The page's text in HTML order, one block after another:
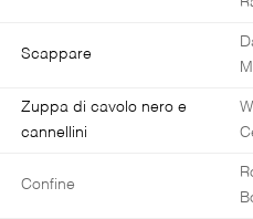
Scappare
Zuppa di cavolo nero e
cannellini
Confine